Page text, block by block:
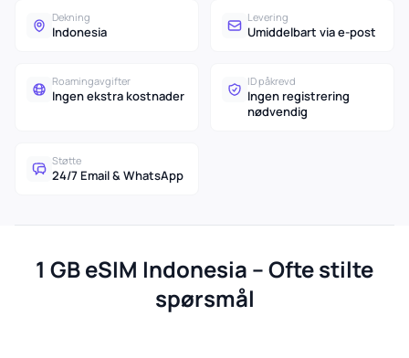
Dekning
Indonesia
Levering
Umiddelbart via e-post
Roamingavgifter
Ingen ekstra kostnader
ID påkrevd
Ingen registrering
nødvendig
Støtte
24/7 Email & WhatsApp
1 GB eSIM Indonesia – Ofte stilte
spørsmål